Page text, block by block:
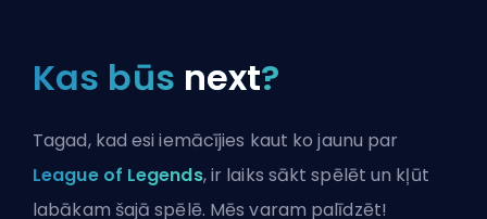
Kas būs next?
Tagad, kad esi iemācījies kaut ko jaunu par
League of Legends, ir laiks sākt spēlēt un kļūt
labākam šajā spēlē. Mēs varam palīdzēt!